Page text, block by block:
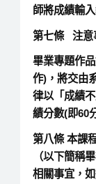
師將成績輸
第七條 注意
畢業專題作
作)，將交由
律以「成績
績分數(即60
第八條本課
（以下簡稱
相關事宜，